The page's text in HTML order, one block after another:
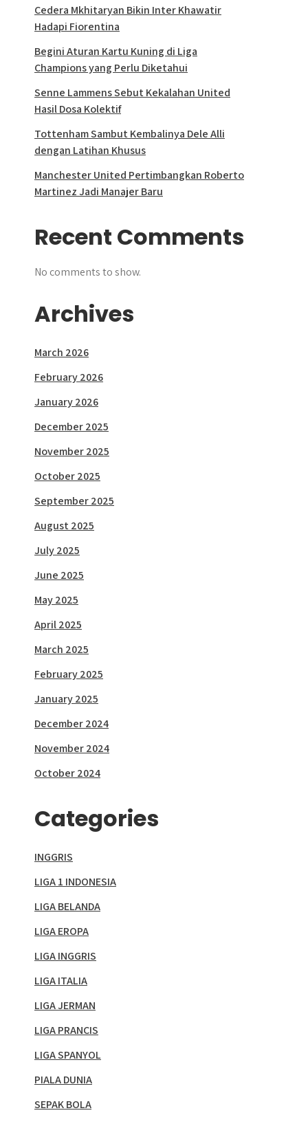
Cedera Mkhitaryan Bikin Inter Khawatir
Hadapi Fiorentina
Begini Aturan Kartu Kuning di Liga
Champions yang Perlu Diketahui
Senne Lammens Sebut Kekalahan United
Hasil Dosa Kolektif
Tottenham Sambut Kembalinya Dele Alli
dengan Latihan Khusus
Manchester United Pertimbangkan Roberto
Martinez Jadi Manajer Baru
Recent Comments
No comments to show.
Archives
March 2026
February 2026
January 2026
December 2025
November 2025
October 2025
September 2025
August 2025
July 2025
June 2025
May 2025
April 2025
March 2025
February 2025
January 2025
December 2024
November 2024
October 2024
Categories
INGGRIS
LIGA 1 INDONESIA
LIGA BELANDA
LIGA EROPA
LIGA INGGRIS
LIGA ITALIA
LIGA JERMAN
LIGA PRANCIS
LIGA SPANYOL
PIALA DUNIA
SEPAK BOLA